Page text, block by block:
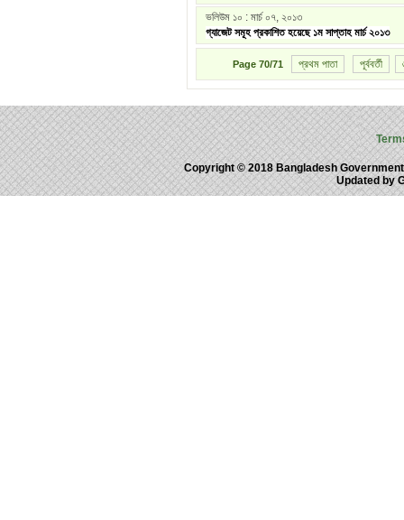
ভলিউম ১০ : মার্চ ০৭, ২০১৩
গ্যাজেট সমূহ প্রকাশিত হয়েছে ১ম সাপ্তাহ মার্চ ২০১৩
Page 70/71 প্রথম পাতা পূর্ববর্তী
Copyright © 2018 Bangladesh
Updated by